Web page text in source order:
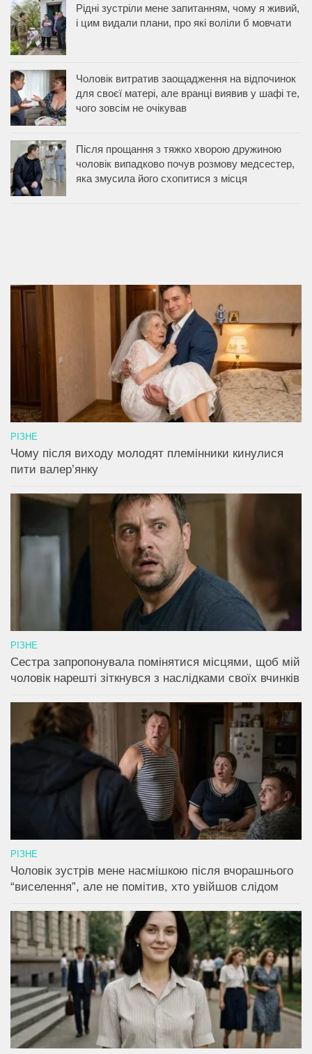
Рідні зустріли мене запитанням, чому я живий,
і цим видали плани, про які воліли б мовчати
Чоловік витратив заощадження на відпочинок
для своєї матері, але вранці виявив у шафі те,
чого зовсім не очікував
Після прощання з тяжко хворою дружиною
чоловік випадково почув розмову медсестер,
яка змусила його схопитися з місця
РІЗНЕ
Чому після виходу молодят племінники кинулися
пити валер’янку
РІЗНЕ
Сестра запропонувала помінятися місцями, щоб мій
чоловік нарешті зіткнувся з наслідками своїх вчинків
РІЗНЕ
Чоловік зустрів мене насмішкою після вчорашнього
“виселення”, але не помітив, хто увійшов слідом